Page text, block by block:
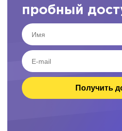
пробный
Получить